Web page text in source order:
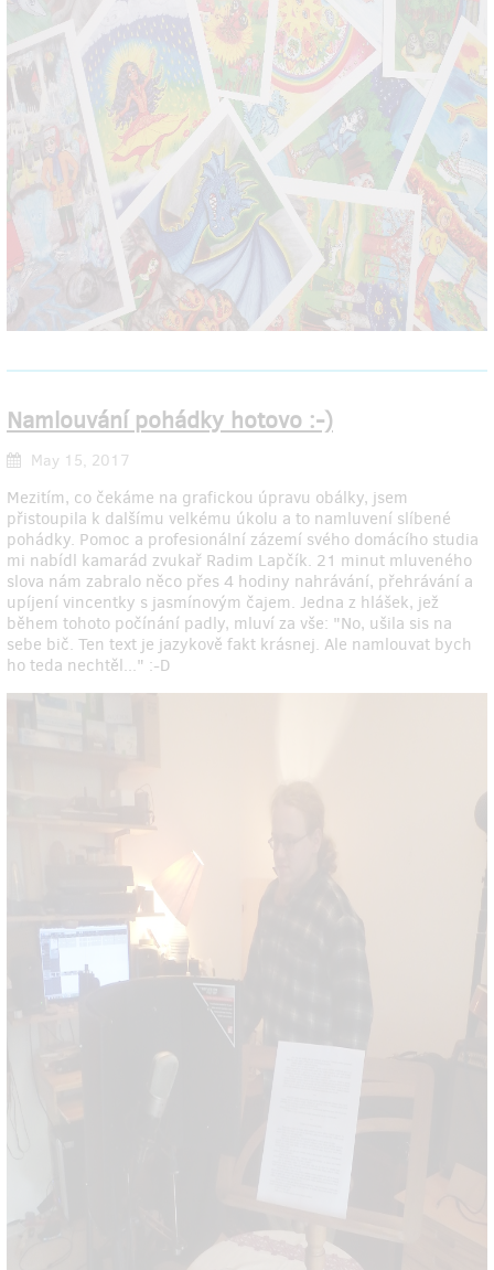
Namlouvání pohádky hotovo :-)
May 15, 2017
Mezitím, co čekáme na grafickou úpravu obálky, jsem
přistoupila k dalšímu velkému úkolu a to namluvení slíbené
pohádky. Pomoc a profesionální zázemí svého domácího studia
mi nabídl kamarád zvukař Radim Lapčík. 21 minut mluveného
slova nám zabralo něco přes 4 hodiny nahrávání, přehrávání a
upíjení vincentky s jasmínovým čajem. Jedna z hlášek, jež
během tohoto počínání padly, mluví za vše: "No, ušila sis na
sebe bič. Ten text je jazykově fakt krásnej. Ale namlouvat bych
ho teda nechtěl..." :-D